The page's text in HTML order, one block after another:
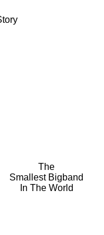
The
Smallest Bigband
In The World